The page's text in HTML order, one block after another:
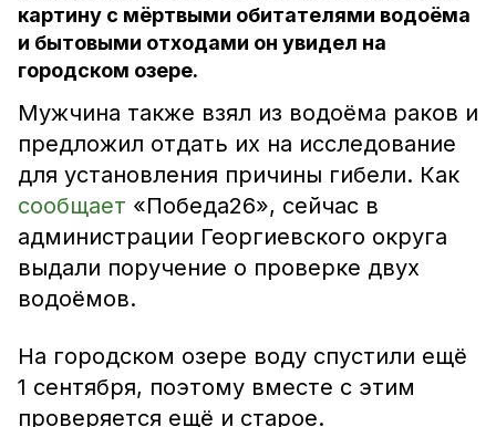
картину с мёртвыми обитателями водоёма
и бытовыми отходами он увидел на
городском озере.
Мужчина также взял из водоёма раков и
предложил отдать их на исследование
для установления причины гибели. Как
сообщает «Победа26», сейчас в
администрации Георгиевского округа
выдали поручение о проверке двух
водоёмов.
На городском озере воду спустили ещё
1 сентября, поэтому вместе с этим
проверяется ещё и старое.